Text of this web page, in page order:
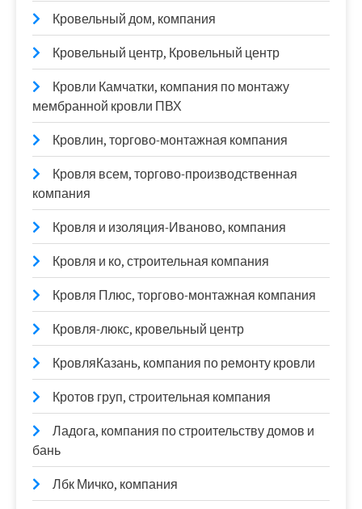
Кровельный дом, компания
Кровельный центр, Кровельный центр
Кровли Камчатки, компания по монтажу
мембранной кровли ПВХ
Кровлин, торгово-монтажная компания
Кровля всем, торгово-производственная
компания
Кровля и изоляция-Иваново, компания
Кровля и ко, строительная компания
Кровля Плюс, торгово-монтажная компания
Кровля-люкс, кровельный центр
КровляКазань, компания по ремонту кровли
Кротов груп, строительная компания
Ладога, компания по строительству домов и
бань
Лбк Мичко, компания